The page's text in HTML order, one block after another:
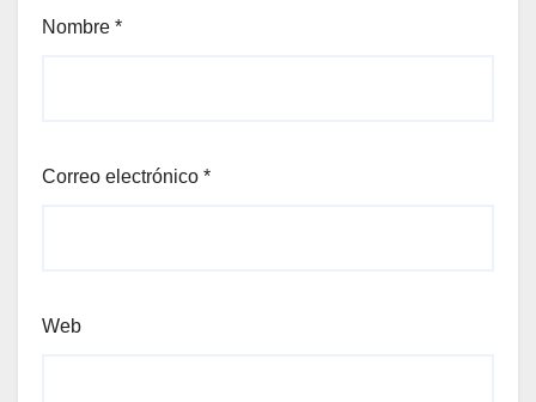
Nombre *
Correo electrónico *
Web